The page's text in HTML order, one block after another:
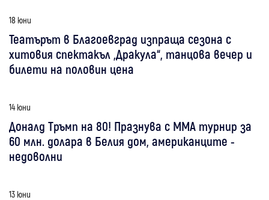
18 юни
Театърът в Благоевград изпраща сезона с
хитовия спектакъл „Дракула“, танцова вечер и
билети на половин цена
14 юни
Доналд Тръмп на 80! Празнува с MMA турнир за
60 млн. долара в Белия дом, американците -
недоволни
13 юни